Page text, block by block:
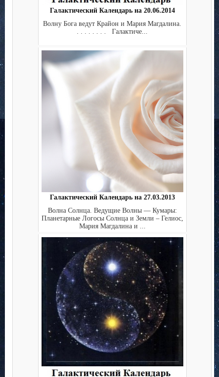
Галактический Календарь на 20.06.2014
Волну Бога ведут Крайон и Мария Магдалина.
. . . . . . . . Галактиче...
Галактический Календарь на 27.03.2013
Волна Солнца. Ведущие Волны — Кумары:
Планетарные Логосы Солнца и Земли – Гелиос,
Мария Магдалина и ...